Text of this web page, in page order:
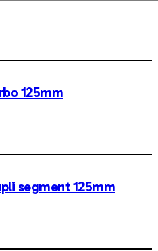
125mm
segment 125mm